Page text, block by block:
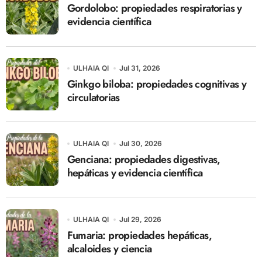
Gordolobo: propiedades respiratorias y
evidencia científica
ULHAIA QI Jul 31, 2026
Ginkgo biloba: propiedades cognitivas y
circulatorias
ULHAIA QI Jul 30, 2026
Genciana: propiedades digestivas,
hepáticas y evidencia científica
ULHAIA QI Jul 29, 2026
Fumaria: propiedades hepáticas,
alcaloides y ciencia